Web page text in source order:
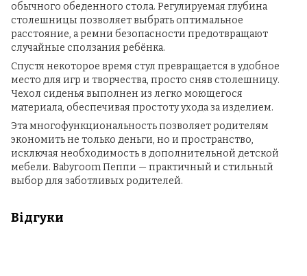
обычного обеденного стола. Регулируемая глубина
столешницы позволяет выбрать оптимальное
расстояние, а ремни безопасности предотвращают
случайные сползания ребёнка.
Спустя некоторое время стул превращается в удобное
место для игр и творчества, просто сняв столешницу.
Чехол сиденья выполнен из легко моющегося
материала, обеспечивая простоту ухода за изделием.
Эта многофункциональность позволяет родителям
экономить не только деньги, но и пространство,
исключая необходимость в дополнительной детской
мебели. Babyroom Пеппи — практичный и стильный
выбор для заботливых родителей.
Відгуки